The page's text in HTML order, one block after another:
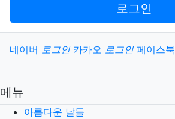
로그인
소셜계정으로 로그인
네이버 로그인 카카오 로그인 페이스북
메뉴
아름다운 날들